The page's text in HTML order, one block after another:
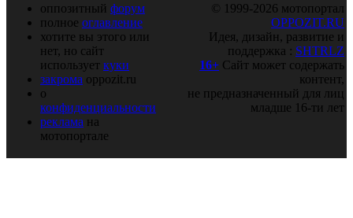
оппозитный форум
полное оглавление
хотите вы этого или
нет, но сайт
использует куки
закрома oppozit.ru
о
конфиденциальности
реклама на
мотопортале
© 1999-2026 мотопортал
OPPOZIT.RU
Идея, дизайн, развитие и
поддержка : SHTRLZ
16+ Сайт может содержать
контент,
не предназначенный для лиц
младше 16-ти лет